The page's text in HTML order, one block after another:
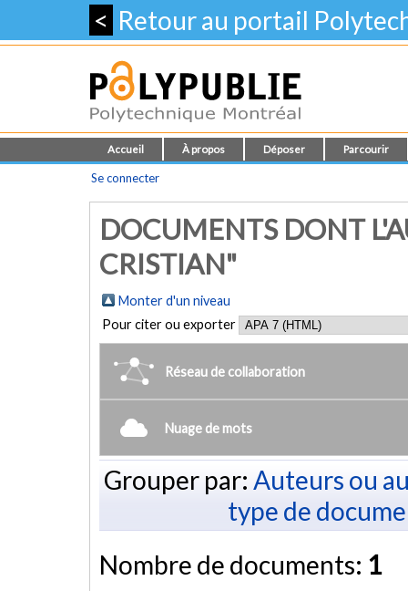
< Retour au portail
Accueil À propos Déposer Parcourir
Se connecter
DOCUMENTS DONT
CRISTIAN"
Monter d'un niveau
Pour citer ou exporter
Réseau de collaboration
Nuage de mots
Grouper par: Auteurs ou
type de
Nombre de documents: 1